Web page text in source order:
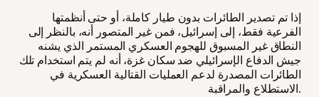
إذا تم تصدير الطائرات بدون طيار كاملة، أو حتى أنظمتها
الفرعية فقط، إلى إسرائيل، فمن غير المتصور أنه، بالنظر إلى
النطاق غير المسبوق للهجوم العسكري المستمر الذي يشنه
جيش الدفاع الإسرائيلي ضد سكان غزة، أنه لم يتم استخدام تلك
الطائرات المصدرة لدعم العمليات القتالية العسكرية في
الاستطلاع والمراقبة.